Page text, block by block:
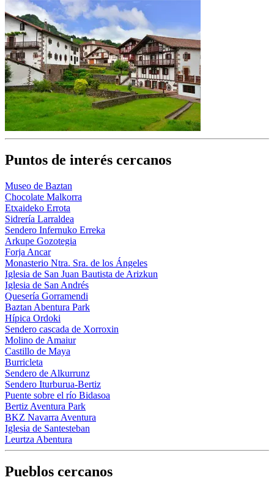
Puntos de interés cercanos
Museo de Baztan
Chocolate Malkorra
Etxaideko Errota
Sidrería Larraldea
Sendero Infernuko Erreka
Arkupe Gozotegia
Forja Ancar
Monasterio Ntra. Sra. de los Ángeles
Iglesia de San Juan Bautista de Arizkun
Iglesia de San Andrés
Quesería Gorramendi
Baztan Abentura Park
Hípica Ordoki
Sendero cascada de Xorroxin
Molino de Amaiur
Castillo de Maya
Burricleta
Sendero de Alkurrunz
Sendero Iturburua-Bertiz
Puente sobre el río Bidasoa
Bertiz Aventura Park
BKZ Navarra Aventura
Iglesia de Santesteban
Leurtza Abentura
Pueblos cercanos